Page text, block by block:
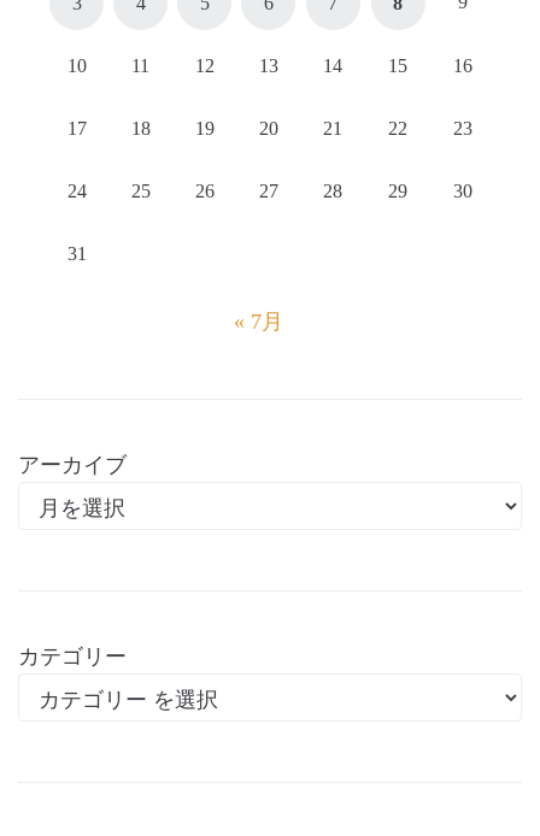
10 11 12 13 14 15 16
17 18 19 20 21 22 23
24 25 26 27 28 29 30
31
« 7月
アーカイブ
カテゴリー